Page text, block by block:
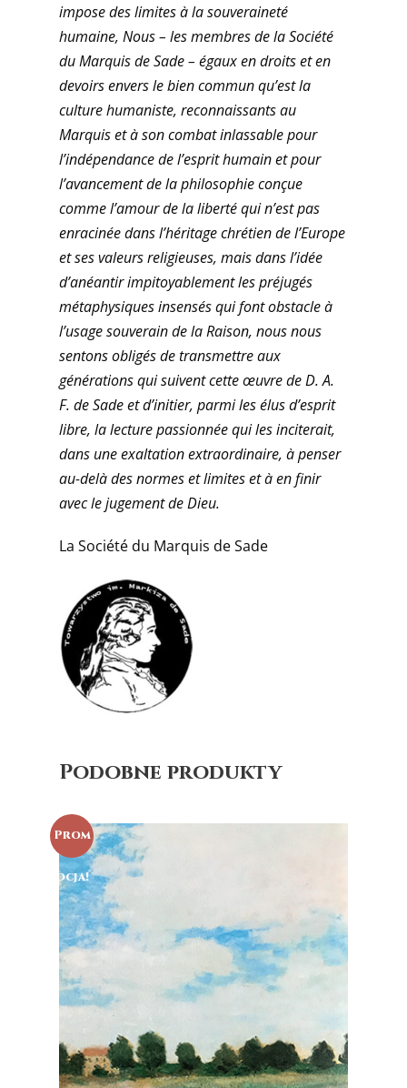
impose des limites à la souveraineté
humaine, Nous – les membres de la Société
du Marquis de Sade – égaux en droits et en
devoirs envers le bien commun qu’est la
culture humaniste, reconnaissants au
Marquis et à son combat inlassable pour
l’indépendance de l’esprit humain et pour
l’avancement de la philosophie conçue
comme l’amour de la liberté qui n’est pas
enracinée dans l’héritage chrétien de l’Europe
et ses valeurs religieuses, mais dans l’idée
d’anéantir impitoyablement les préjugés
métaphysiques insensés qui font obstacle à
l’usage souverain de la Raison, nous nous
sentons obligés de transmettre aux
générations qui suivent cette œuvre de D. A.
F. de Sade et d’initier, parmi les élus d’esprit
libre, la lecture passionnée qui les inciterait,
dans une exaltation extraordinaire, à penser
au-delà des normes et limites et à en finir
avec le jugement de Dieu.
La Société du Marquis de Sade
Podobne produkty
Prom
ocja!